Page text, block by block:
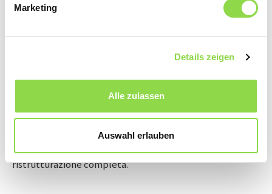
Marketing
Details zeigen
Alle zulassen
Auswahl erlauben
di questa realizzazione, gli unici interventi edili effettivi
passano le linee elettriche, diventa più complicato,
perché bisogna prima individuarle. Tuttavia, per quanto
riguarda il dispendio di tempo e denaro, è molto più
determinante la struttura di base su cui si lavora: se la
casa dispone già di tapparelle elettriche, queste si
sono, come ad esempio in una casa degli anni Settanta, i
costi salgono. In questo caso l’esperto vi consiglierà di
aspettare fino a quando non si renderà necessaria una
ristrutturazione completa.